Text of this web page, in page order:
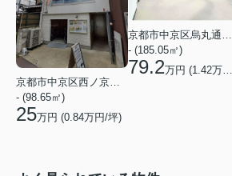
- (98.65㎡)
25万円 (0.84万円/坪)
京都市中京区烏丸通竹屋町上る大倉町
- (185.05㎡)
79.2万円 (1.42万円/坪)